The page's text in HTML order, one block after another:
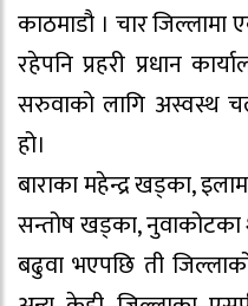
काठमाडौ । चार जिल्लामा
रहेपनि प्रहरी प्रधान
सरुवाको लागि अस्वस्थ
हो।
बाराका महेन्द्र खड्का,
सन्तोष खड्का, नुवाकोटका
बढुवा भएपछि ती जिल्लाको